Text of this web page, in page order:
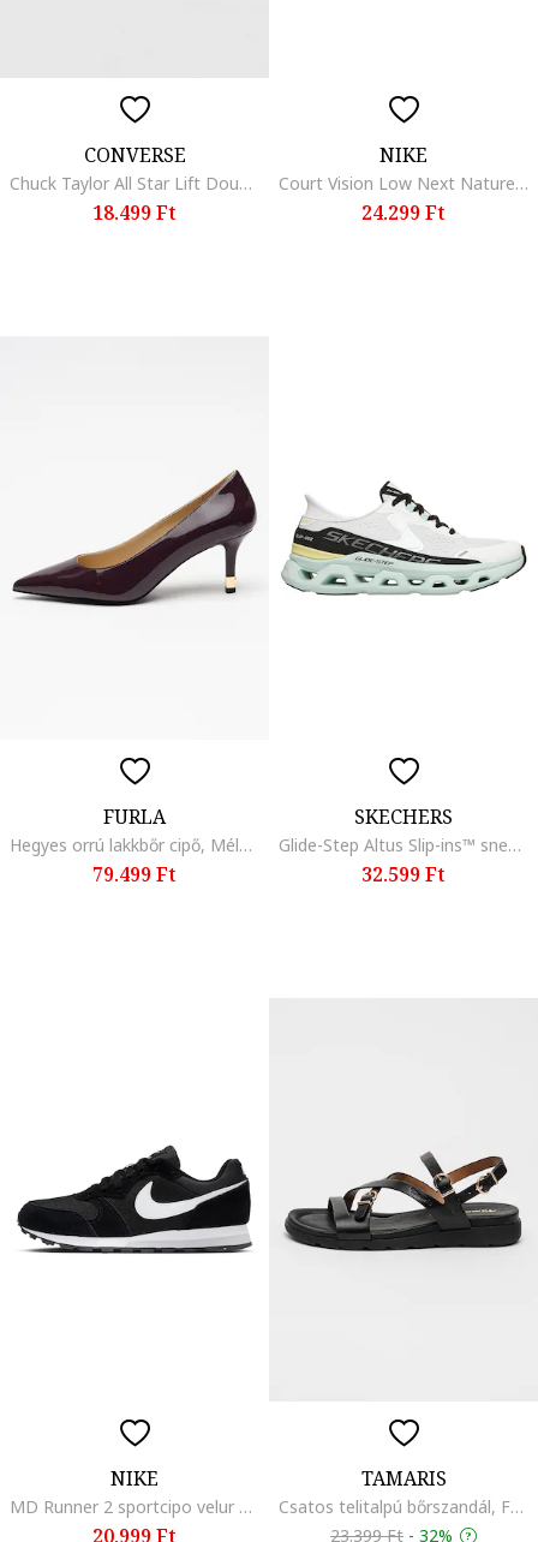
CONVERSE
Chuck Taylor All Star Lift Double Stack megerősített orrú cipő, Fehér
18.499 Ft
NIKE
Court Vision Low Next Nature műbőr sneaker, Fehér
24.299 Ft
FURLA
Hegyes orrú lakkbőr cipő, Mélylila,
79.499 Ft
SKECHERS
Glide-Step Altus Slip-ins™ sneaker, Fehér/Halványzöld
32.599 Ft
NIKE
MD Runner 2 sportcipo velur betetekkel, Feher, Fekete 474186
20.999 Ft
TAMARIS
Csatos telitalpú bőrszandál, Fekete
23.399 Ft - 32%